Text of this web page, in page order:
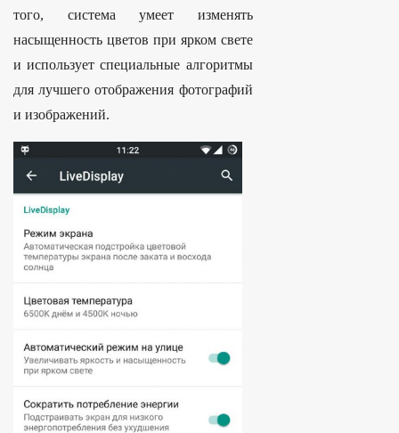
того, система умеет изменять
насыщенность цветов при ярком свете
и использует специальные алгоритмы
для лучшего отображения фотографий
и изображений.